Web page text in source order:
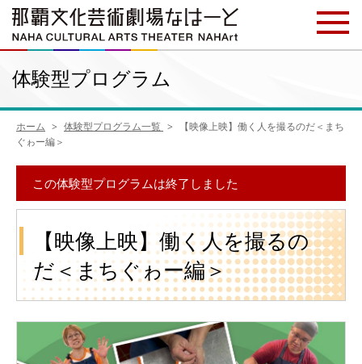
体験型プログラム
ホーム 体験型プログラム一覧
【映像上映】働く人を撮るのだ＜まち
ぐゎー編＞
この体験型プログラムは終了しました
【映像上映】働く人を撮るの
だ＜まちぐゎー編＞